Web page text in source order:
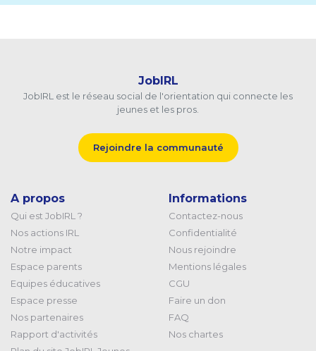
JobIRL
JobIRL est le réseau social de l'orientation qui connecte les
jeunes et les pros.
Rejoindre la communauté
A propos
Qui est JobIRL ?
Nos actions IRL
Notre impact
Espace parents
Equipes éducatives
Espace presse
Nos partenaires
Rapport d'activités
Informations
Contactez-nous
Confidentialité
Nous rejoindre
Mentions légales
CGU
Faire un don
FAQ
Nos chartes